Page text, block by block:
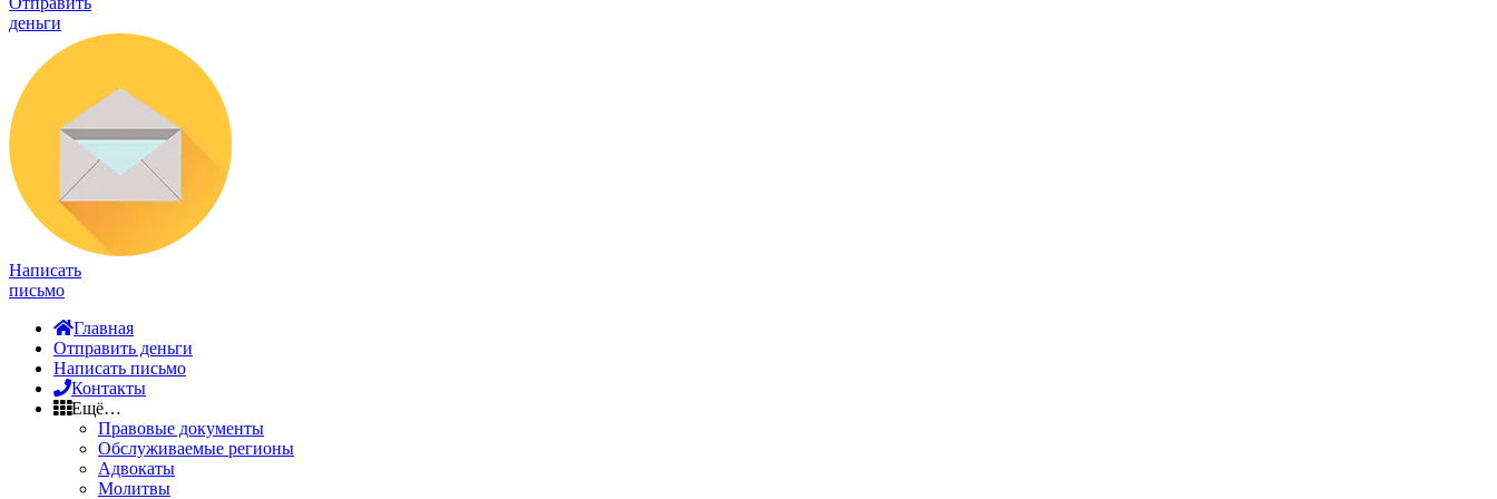
деньги
Написать
письмо
Главная
Отправить деньги
Написать письмо
Контакты
Ещё…
Правовые документы
Обслуживаемые регионы
Адвокаты
Молитвы